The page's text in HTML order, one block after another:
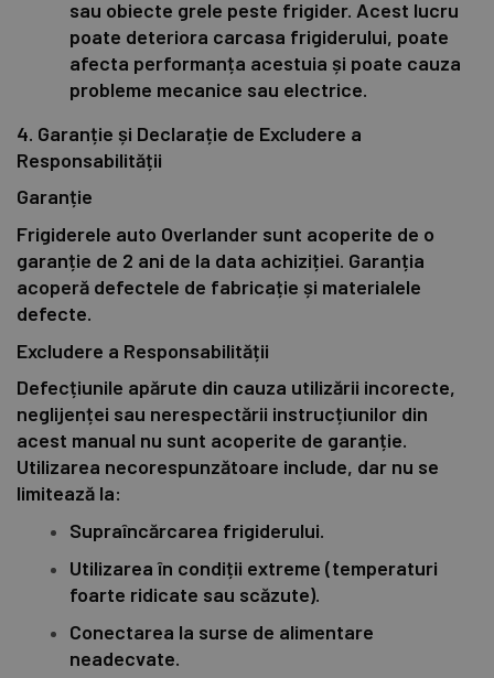
sau obiecte grele peste frigider. Acest lucru
poate deteriora carcasa frigiderului, poate
afecta performanța acestuia și poate cauza
probleme mecanice sau electrice.
4. Garanție și Declarație de Excludere a
Responsabilității
Garanție
Frigiderele auto Overlander sunt acoperite de o
garanție de 2 ani de la data achiziției. Garanția
acoperă defectele de fabricație și materialele
defecte.
Excludere a Responsabilității
Defecțiunile apărute din cauza utilizării incorecte,
neglijenței sau nerespectării instrucțiunilor din
acest manual nu sunt acoperite de garanție.
Utilizarea necorespunzătoare include, dar nu se
limitează la:
Supraîncărcarea frigiderului.
Utilizarea în condiții extreme (temperaturi
foarte ridicate sau scăzute).
Conectarea la surse de alimentare
neadecvate.